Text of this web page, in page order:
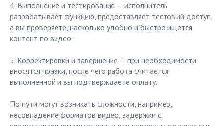
4. Выполнение и тестирование — исполнитель
разрабатывает функцию, предоставляет тестовый доступ,
а вы проверяете, насколько удобно и быстро ищется
контент по видео.
5. Корректировки и завершение — при необходимости
вносятся правки, после чего работа считается
выполненной и вы подтверждаете оплату.
По пути могут возникать сложности, например,
несовпадение форматов видео, задержки с